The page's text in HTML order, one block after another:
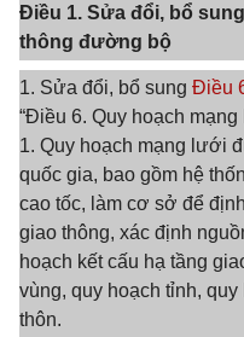
Điều 1. Sửa đổi, bổ
thông đường bộ
1. Sửa đổi, bổ sung Điều
“Điều 6. Quy hoạch
1. Quy hoạch mạng lưới
quốc gia, bao gồm hệ
cao tốc, làm cơ sở để
giao thông, xác định
hoạch kết cấu hạ tầng
vùng, quy hoạch tỉnh,
thôn.